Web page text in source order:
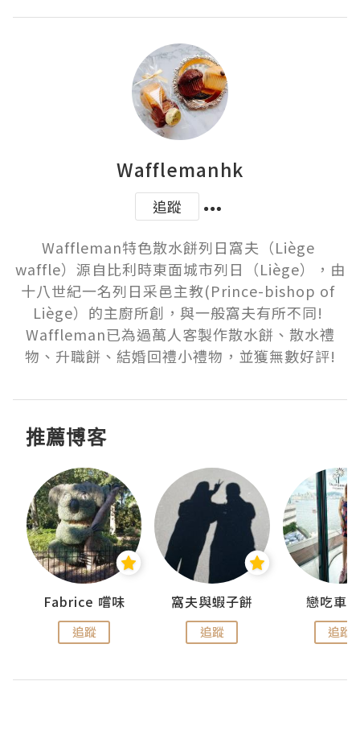
Wafflemanhk
追蹤
Waffleman特色散水餅列日窩夫（Liège
waffle）源自比利時東面城市列日（Liège），由
十八世紀一名列日采邑主教(Prince-bishop of
Liège）的主廚所創，與一般窩夫有所不同!
Waffleman已為過萬人客製作散水餅、散水禮
物、升職餅、結婚回禮小禮物，並獲無數好評!
推薦博客
Fabrice 嚐味
追蹤
窩夫與蝦子餅
追蹤
戀吃車
追蹤